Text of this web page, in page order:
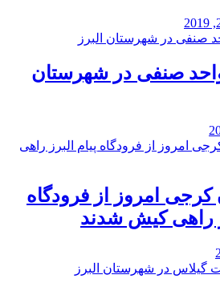
۶ واحد صنفی در شهرستان
امروز از فرودگاه
راهی کیش شدند